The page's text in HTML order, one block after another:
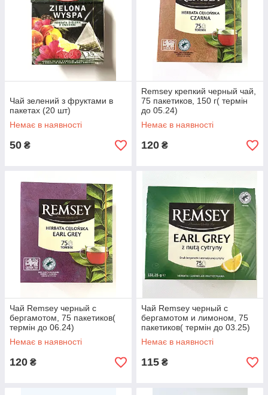
Чай зелений з фруктами в
пакетах (20 шт)
Немає в наявності
50 ₴
Remsey крепкий черный чай,
75 пакетиков, 150 г( термін
до 05.24)
Немає в наявності
120 ₴
Чай Remsey черный с
бергамотом, 75 пакетиков(
термін до 06.24)
Немає в наявності
120 ₴
Чай Remsey черный с
бергамотом и лимоном, 75
пакетиков( термін до 03.25)
Немає в наявності
115 ₴